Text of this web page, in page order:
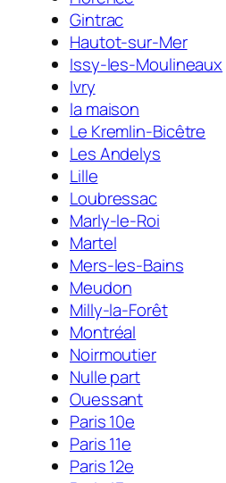
Gintrac
Hautot-sur-Mer
Issy-les-Moulineaux
Ivry
la maison
Le Kremlin-Bicêtre
Les Andelys
Lille
Loubressac
Marly-le-Roi
Martel
Mers-les-Bains
Meudon
Milly-la-Forêt
Montréal
Noirmoutier
Nulle part
Ouessant
Paris 10e
Paris 11e
Paris 12e